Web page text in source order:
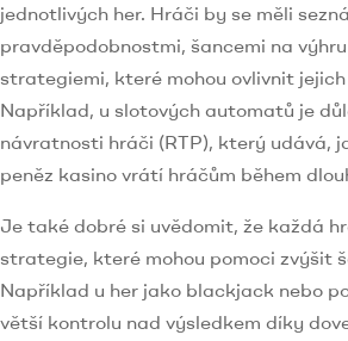
jednotlivých her. Hráči by se měli
pravděpodobnostmi, šancemi na
strategiemi, které mohou ovlivnit
Například, u slotových automatů je
návratnosti hráči (RTP), který udává,
peněz kasino vrátí hráčům během
Je také dobré si uvědomit, že každá
strategie, které mohou pomoci zvýšit
Například u her jako blackjack nebo
větší kontrolu nad výsledkem díky